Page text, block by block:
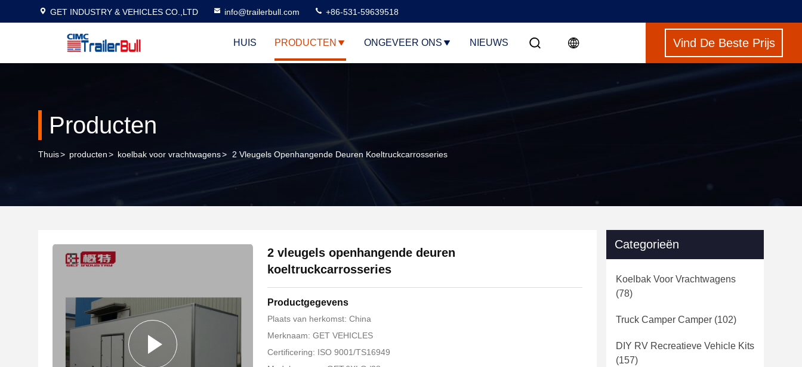
GET INDUSTRY & VEHICLES CO.,LTD info@trailerbull.com +86-531-59639518
HUIS PRODUCTEN ONGEVEER ONS NIEUWS Vind De Beste Prijs
Producten
Thuis> producten> koelbak voor vrachtwagens> 2 Vleugels Openhangende Deuren Koeltruckcarrosseries
2 vleugels openhangende deuren
koeltruckcarrosseries
Productgegevens
Plaats van herkomst: China
Merknaam: GET VEHICLES
Certificering: ISO 9001/TS16949
Categorieën
Koelbak Voor Vrachtwagens
(78)
Truck Camper Camper (102)
DIY RV Recreatieve Vehicle Kits
(157)